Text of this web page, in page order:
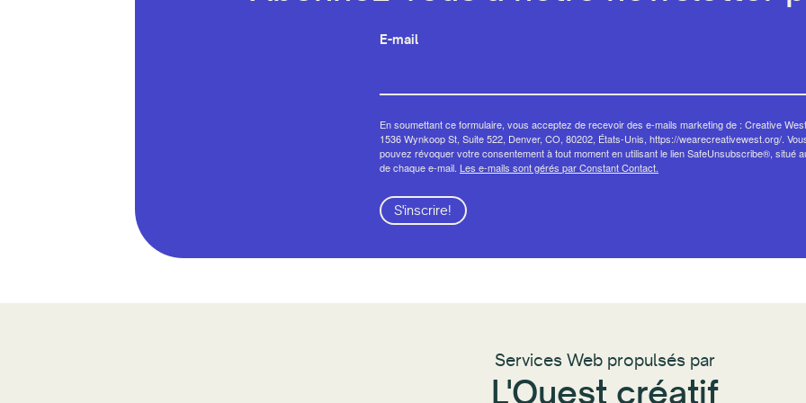
E-mail
En soumettant ce formulaire, vous acceptez de recevoir des e-mails marketing de : Creative West,
1536 Wynkoop St, Suite 522, Denver, CO, 80202, États-Unis, https://wearecreativewest.org/.
pouvez révoquer votre consentement à tout moment en utilisant le lien SafeUnsubscribe®, situé
de chaque e-mail. Les e-mails sont gérés par Constant Contact.
S'inscrire!
Services Web propulsés par
L'Ouest créatif